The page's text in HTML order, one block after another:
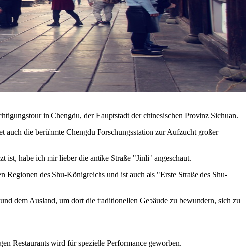
in Chengdu, der Hauptstadt der chinesischen Provinz Sichuan.
auch die berühmte Chengdu Forschungsstation zur Aufzucht großer
ist, habe ich mir lieber die antike Straße "Jinli" angeschaut.
Regionen des Shu-Königreichs und ist auch als "Erste Straße des Shu-
dem Ausland, um dort die traditionellen Gebäude zu bewundern, sich zu
Restaurants wird für spezielle Performance geworben.